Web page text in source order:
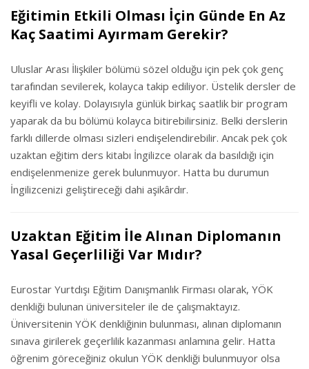
Eğitimin Etkili Olması İçin Günde En Az
Kaç Saatimi Ayırmam Gerekir?
Uluslar Arası İlişkiler bölümü sözel olduğu için pek çok genç
tarafından sevilerek, kolayca takip ediliyor. Üstelik dersler de
keyifli ve kolay. Dolayısıyla günlük birkaç saatlik bir program
yaparak da bu bölümü kolayca bitirebilirsiniz. Belki derslerin
farklı dillerde olması sizleri endişelendirebilir. Ancak pek çok
uzaktan eğitim ders kitabı İngilizce olarak da basıldığı için
endişelenmenize gerek bulunmuyor. Hatta bu durumun
İngilizcenizi geliştireceği dahi aşikârdır.
Uzaktan Eğitim İle Alınan Diplomanın
Yasal Geçerliliği Var Mıdır?
Eurostar Yurtdışı Eğitim Danışmanlık Firması olarak, YÖK
denkliği bulunan üniversiteler ile de çalışmaktayız.
Üniversitenin YÖK denkliğinin bulunması, alınan diplomanın
sınava girilerek geçerlilik kazanması anlamına gelir. Hatta
öğrenim göreceğiniz okulun YÖK denkliği bulunmuyor olsa